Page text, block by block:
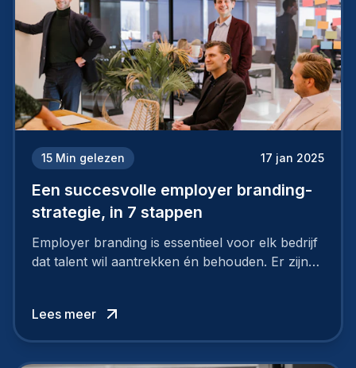
15 Min gelezen 17 jan 2025
Een succesvolle employer branding-
strategie, in 7 stappen
Employer branding is essentieel voor elk bedrijf
dat talent wil aantrekken én behouden. Er zijn
niet van vandaag op morgen. Hoe pak je dat
aan, starten met employer branding?
Lees meer